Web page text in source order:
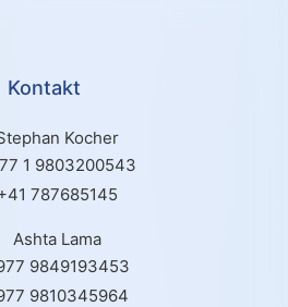
Kontakt
Kocher
1 9803200543
787685145
Ashta Lama
9849193453
9810345964